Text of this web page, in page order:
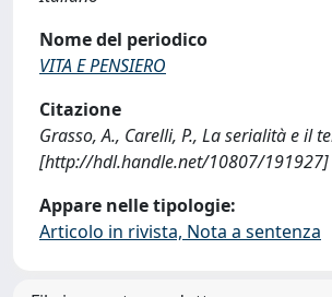
Nome del periodico
VITA E PENSIERO
Citazione
Grasso, A., Carelli, P., La serialità e il
[http://hdl.handle.net/10807/191927]
Appare nelle tipologie:
Articolo in rivista, Nota a sentenza